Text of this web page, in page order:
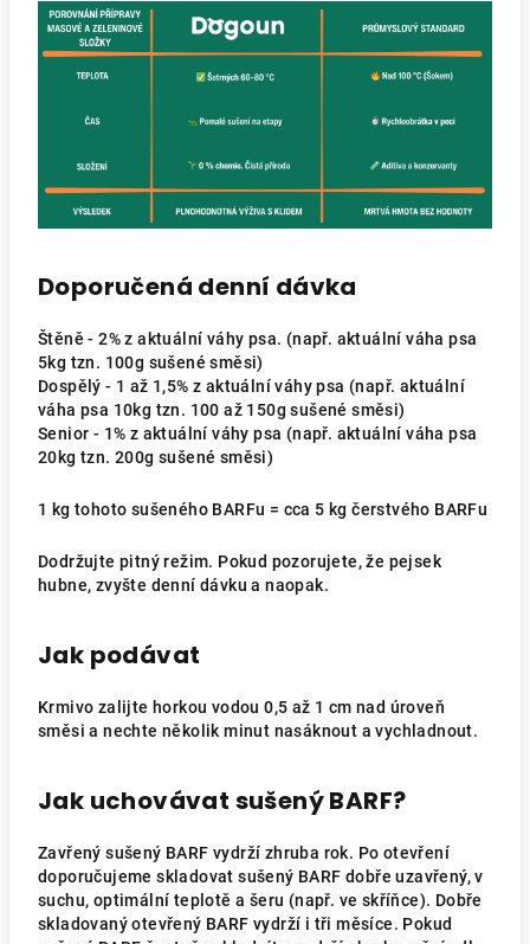
Doporučená denní dávka
Štěně - 2% z aktuální váhy psa. (např. aktuální váha psa
5kg tzn. 100g sušené směsi)
Dospělý - 1 až 1,5% z aktuální váhy psa (např. aktuální
váha psa 10kg tzn. 100 až 150g sušené směsi)
Senior - 1% z aktuální váhy psa (např. aktuální váha psa
20kg tzn. 200g sušené směsi)
1 kg tohoto sušeného BARFu = cca 5 kg čerstvého BARFu
Dodržujte pitný režim. Pokud pozorujete, že pejsek
hubne, zvyšte denní dávku a naopak.
Jak podávat
Krmivo zalijte horkou vodou 0,5 až 1 cm nad úroveň
směsi a nechte několik minut nasáknout a vychladnout.
Jak uchovávat sušený BARF?
Zavřený sušený BARF vydrží zhruba rok. Po otevření
doporučujeme skladovat sušený BARF dobře uzavřený, v
suchu, optimální teplotě a šeru (např. ve skříňce). Dobře
skladovaný otevřený BARF vydrží i tři měsíce. Pokud